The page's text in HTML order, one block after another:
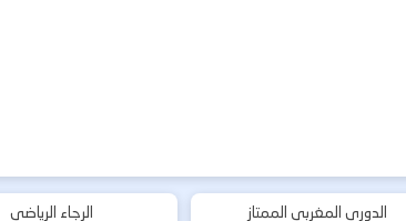
الدوري المغربي الممتاز الرجاء الرياضي